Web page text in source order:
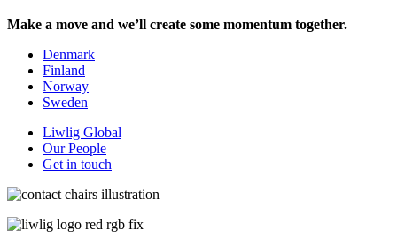
Make a move and we’ll create some momentum together.
Denmark
Finland
Norway
Sweden
Liwlig Global
Our People
Get in touch